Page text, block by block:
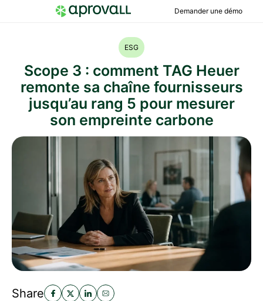
Demander une démo
ESG
Scope 3 : comment TAG Heuer
remonte sa chaîne fournisseurs
jusqu’au rang 5 pour mesurer
son empreinte carbone
Share